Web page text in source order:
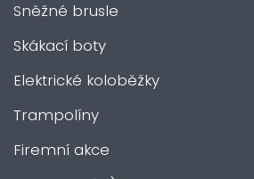
Sněžné brusle
Skákací boty
Elektrické koloběžky
Trampolíny
Firemní akce